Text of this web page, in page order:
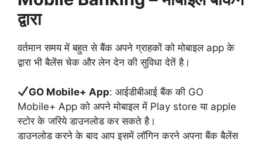
द्वारा
वर्तमान समय में बहुत से बैंक अपने ग्राहकों को मोबाइल app के
द्वारा भी बैलेंस चेक और लेन देन की सुविधा देतें है।
GO Mobile+ App: आईडीबीआई बैंक की GO
Mobile+ App को अपने मोबाइल में Play store या apple
स्टोर के जरिये डाउनलोड कर सकते है।
डाउनलोड करने के बाद आप इसमें लॉगिन करने अपना बैंक बैलेंस